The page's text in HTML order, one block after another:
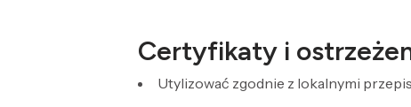
Certyfikaty i
Utylizować zgodnie z lokalnymi